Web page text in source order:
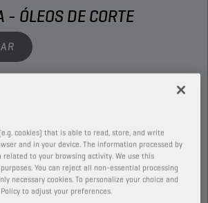
- ÓLEOS DE CORTE
cookies) that is able to read, store, and write
and in your device. The information processed by
to your browsing activity. We use this
You can reject all non-essential processing
necessary cookies. To personalize your choice and
to adjust your preferences.